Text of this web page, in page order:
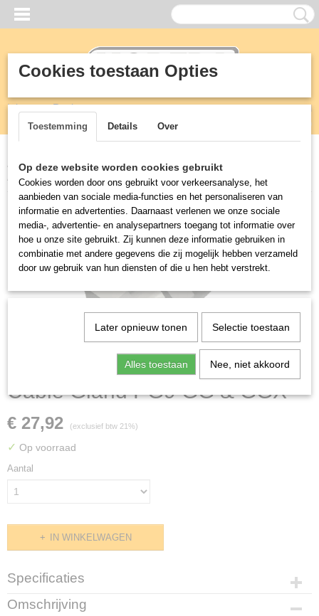
Inloggen Registreren
(0)
Home >Vetafscheiders>Greaseguardian>Parts
PG9 GG & GGX
Cable Gland PG9 GG & GGX
€ 27,92 (exclusief btw 21%)
✓ Op voorraad
Aantal
IN WINKELWAGEN
Specificaties
Productcode
Omschrijving
Cookies toestaan Opties
Toestemming Details Over
Op deze website worden cookies gebruikt
Cookies worden door ons gebruikt voor verkeersanalyse, het
aanbieden van sociale media-functies en het personaliseren van
informatie en advertenties. Daarnaast verlenen we onze sociale
media-, advertentie- en analysepartners toegang tot informatie over
hoe u onze site gebruikt. Zij kunnen deze informatie gebruiken in
combinatie met andere gegevens die zij mogelijk hebben verzameld
door uw gebruik van hun diensten of die u hen hebt verstrekt.
Later opnieuw tonen Selectie toestaan
Alles toestaan Nee, niet akkoord